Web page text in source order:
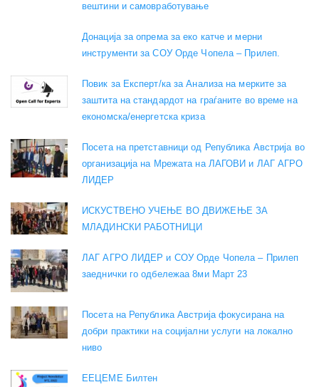
вештини и самовработување
Донација за опрема за еко катче и мерни
инструменти за СОУ Орде Чопела – Прилеп.
Повик за Експерт/ка за Анализа на мерките за
заштита на стандардот на граѓаните во време на
економска/енергетска криза
Посета на претставници од Република Австрија во
организација на Мрежата на ЛАГОВИ и ЛАГ АГРО
ЛИДЕР
ИСКУСТВЕНО УЧЕЊЕ ВО ДВИЖЕЊЕ ЗА
МЛАДИНСКИ РАБОТНИЦИ
ЛАГ АГРО ЛИДЕР и СОУ Орде Чопела – Прилеп
заеднички го одбележаа 8ми Март 23
Посета на Република Австрија фокусирана на
добри практики на социјални услуги на локално
ниво
EEЦЕМЕ Билтен